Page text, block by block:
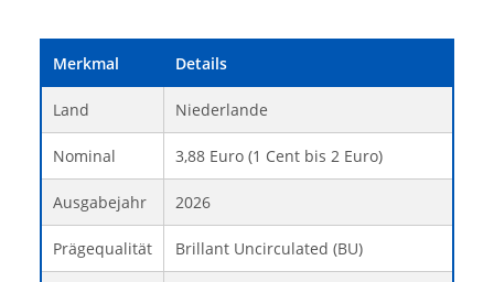
Merkmal Details
Land Niederlande
Nominal 3,88 Euro (1 Cent bis 2 Euro)
Ausgabejahr 2026
Prägequalität Brillant Uncirculated (BU)